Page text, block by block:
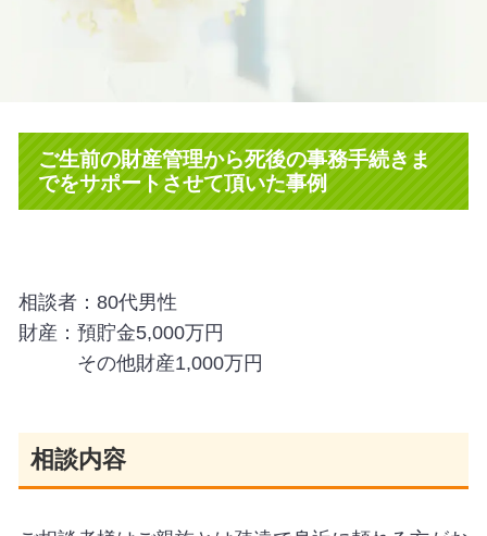
ご生前の財産管理から死後の事務手続きま
でをサポートさせて頂いた事例
相談者：80代男性
財産：預貯金5,000万円
その他財産1,000万円
相談内容